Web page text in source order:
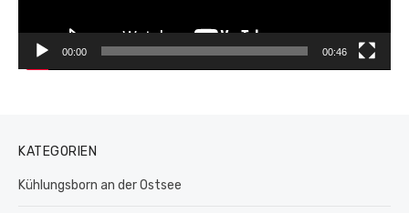
00:00 00:46
KATEGORIEN
Kühlungsborn an der Ostsee